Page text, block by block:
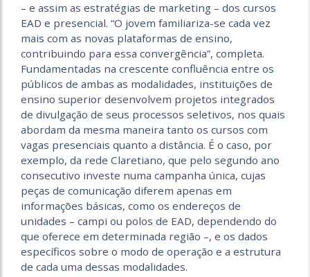
– e assim as estratégias de marketing – dos cursos
EAD e presencial. “O jovem familiariza-se cada vez
mais com as novas plataformas de ensino,
contribuindo para essa convergência”, completa.
Fundamentadas na crescente confluência entre os
públicos de ambas as modalidades, instituições de
ensino superior desenvolvem projetos integrados
de divulgação de seus processos seletivos, nos quais
abordam da mesma maneira tanto os cursos com
vagas presenciais quanto a distância. É o caso, por
exemplo, da rede Claretiano, que pelo segundo ano
consecutivo investe numa campanha única, cujas
peças de comunicação diferem apenas em
informações básicas, como os endereços de
unidades – campi ou polos de EAD, dependendo do
que oferece em determinada região –, e os dados
específicos sobre o modo de operação e a estrutura
de cada uma dessas modalidades.